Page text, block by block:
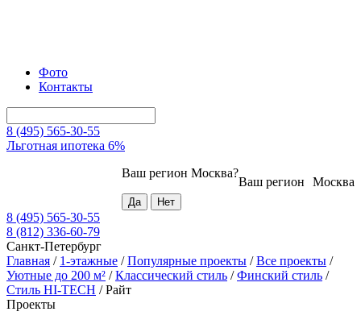
Фото
Контакты
8 (495) 565-30-55
Льготная ипотека 6%
Москва
Ваш регион
Ваш регион Москва?
8 (495) 565-30-55
8 (812) 336-60-79
Санкт-Петербург
Главная / 1-этажные /Популярные проекты /Все проекты /
Уютные до 200 м² /Классический стиль /Финский стиль /
Стиль HI-TECH /Райт
Проекты